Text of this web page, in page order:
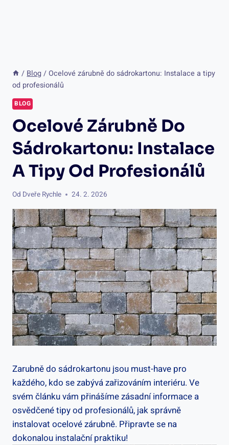
/ Blog / Ocelové zárubně do sádrokartonu: Instalace a tipy
od profesionálů
BLOG
Ocelové Zárubně Do
Sádrokartonu: Instalace
A Tipy Od Profesionálů
Od Dveře Rychle 24. 2. 2026
Zarubně do sádrokartonu jsou must-have pro
každého, kdo se zabývá zařizováním interiéru. Ve
svém článku vám přinášíme zásadní informace a
osvědčené tipy od profesionálů, jak správně
instalovat ocelové zárubně. Připravte se na
dokonalou instalační praktiku!